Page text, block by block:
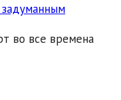
во все времена